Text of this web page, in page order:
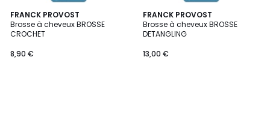
FRANCK PROVOST
Brosse à cheveux BROSSE
CROCHET
8,90 €
FRANCK PROVOST
Brosse à cheveux BROSSE
DETANGLING
13,00 €